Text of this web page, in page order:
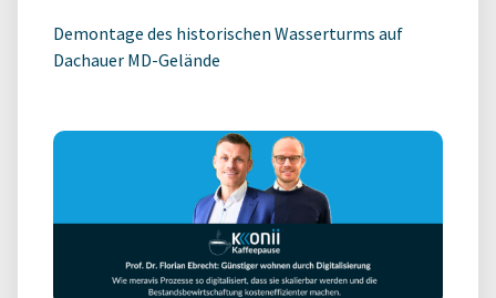
Demontage des historischen Wasserturms auf
Dachauer MD-Gelände